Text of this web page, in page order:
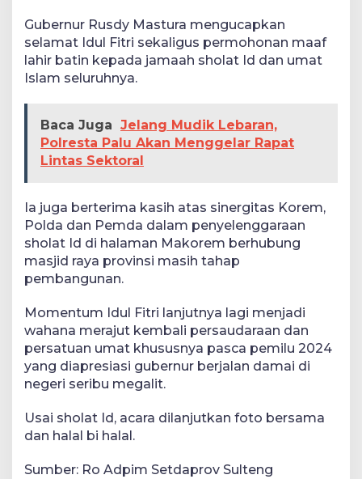
Gubernur Rusdy Mastura mengucapkan
selamat Idul Fitri sekaligus permohonan maaf
lahir batin kepada jamaah sholat Id dan umat
Islam seluruhnya.
Baca Juga Jelang Mudik Lebaran,
Polresta Palu Akan Menggelar Rapat
Lintas Sektoral
Ia juga berterima kasih atas sinergitas Korem,
Polda dan Pemda dalam penyelenggaraan
sholat Id di halaman Makorem berhubung
masjid raya provinsi masih tahap
pembangunan.
Momentum Idul Fitri lanjutnya lagi menjadi
wahana merajut kembali persaudaraan dan
persatuan umat khususnya pasca pemilu 2024
yang diapresiasi gubernur berjalan damai di
negeri seribu megalit.
Usai sholat Id, acara dilanjutkan foto bersama
dan halal bi halal.
Sumber: Ro Adpim Setdaprov Sulteng